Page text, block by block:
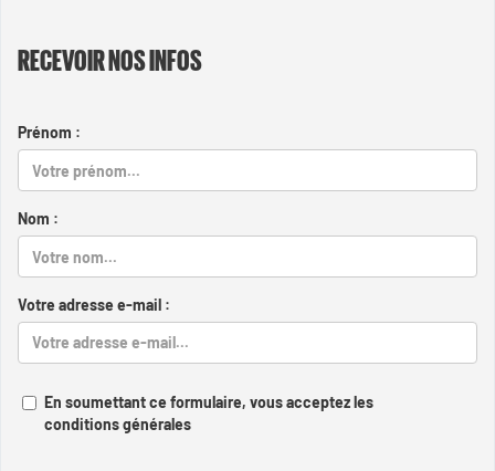
RECEVOIR NOS INFOS
Prénom :
Nom :
Votre adresse e-mail :
En soumettant ce formulaire, vous acceptez les
conditions générales